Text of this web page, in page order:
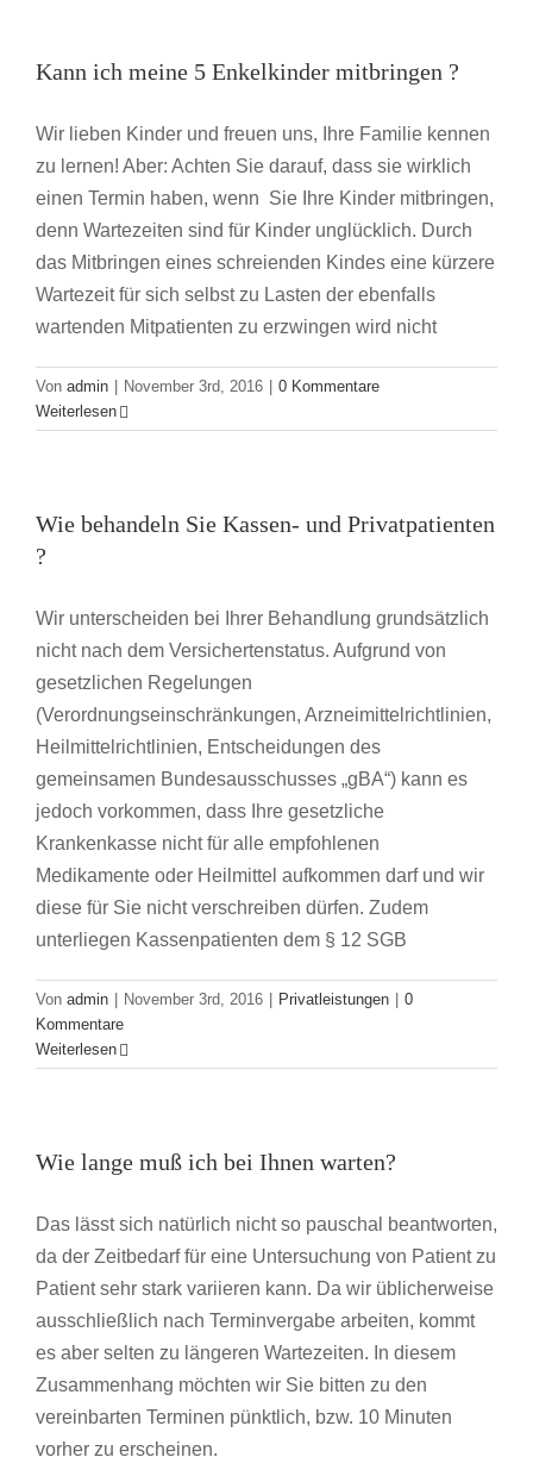
Kann ich meine 5 Enkelkinder mitbringen ?
Wir lieben Kinder und freuen uns, Ihre Familie kennen
zu lernen! Aber: Achten Sie darauf, dass sie wirklich
einen Termin haben, wenn Sie Ihre Kinder mitbringen,
denn Wartezeiten sind für Kinder unglücklich. Durch
das Mitbringen eines schreienden Kindes eine kürzere
Wartezeit für sich selbst zu Lasten der ebenfalls
wartenden Mitpatienten zu erzwingen wird nicht
Von admin November 3rd, 2016
0 Kommentare
Weiterlesen
Wie behandeln Sie Kassen- und Privatpatienten
?
Wir unterscheiden bei Ihrer Behandlung grundsätzlich
nicht nach dem Versichertenstatus. Aufgrund von
gesetzlichen Regelungen
(Verordnungseinschränkungen, Arzneimittelrichtlinien,
Heilmittelrichtlinien, Entscheidungen des
gemeinsamen Bundesausschusses „gBA“) kann es
jedoch vorkommen, dass Ihre gesetzliche
Krankenkasse nicht für alle empfohlenen
Medikamente oder Heilmittel aufkommen darf und wir
diese für Sie nicht verschreiben dürfen. Zudem
unterliegen Kassenpatienten dem § 12 SGB
Von admin November 3rd, 2016 Privatleistungen
0
Kommentare
Weiterlesen
Wie lange muß ich bei Ihnen warten?
Das lässt sich natürlich nicht so pauschal beantworten,
da der Zeitbedarf für eine Untersuchung von Patient zu
Patient sehr stark variieren kann. Da wir üblicherweise
ausschließlich nach Terminvergabe arbeiten, kommt
es aber selten zu längeren Wartezeiten. In diesem
Zusammenhang möchten wir Sie bitten zu den
vereinbarten Terminen pünktlich, bzw. 10 Minuten
vorher zu erscheinen.